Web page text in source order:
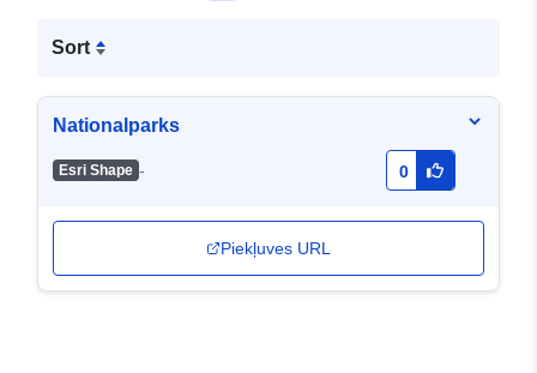
Sort
Nationalparks
Esri Shape - 0
Piekļuves URL